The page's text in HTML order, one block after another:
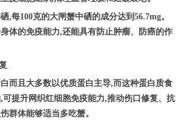
,每100克的大闸蟹中硒的成分达到56.7mg。
体的免疫能力,还能具有防止肿瘤、防癌的作
而且大多数以优质蛋白主导,而这种蛋白质食
提升网织红细胞免疫能力,推动伤口修复、抗
群体能够适当多吃蟹。